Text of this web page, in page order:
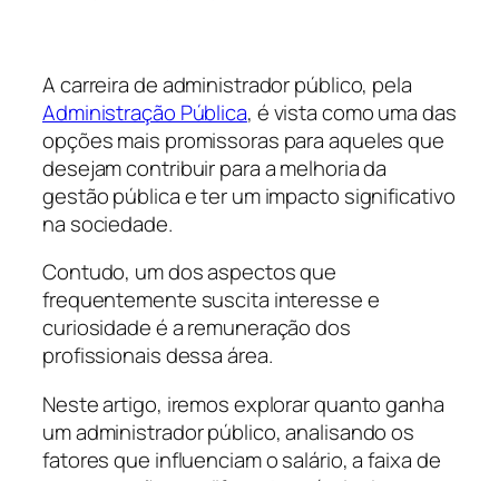
A carreira de administrador público, pela
Administração Pública, é vista como uma das
opções mais promissoras para aqueles que
desejam contribuir para a melhoria da
gestão pública e ter um impacto significativo
na sociedade.
Contudo, um dos aspectos que
frequentemente suscita interesse e
curiosidade é a remuneração dos
profissionais dessa área.
Neste artigo, iremos explorar quanto ganha
um administrador público, analisando os
fatores que influenciam o salário, a faixa de